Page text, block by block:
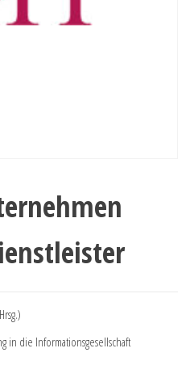
in die Informationsgesellschaft